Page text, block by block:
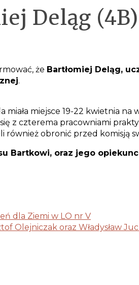
Deląg
że Bartłomiej Deląg,
.
miała miejsce 19-22 kwietnia
z czterema pracowniami
również obronić przed komisją
Bartkowi, oraz jego
dla Ziemi w LO nr V
Olejniczak oraz Władysław